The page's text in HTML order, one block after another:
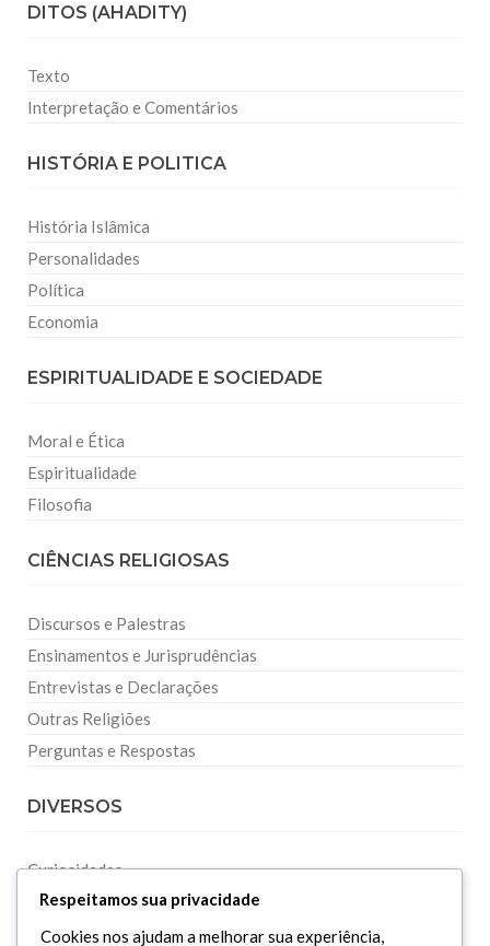
DITOS (AHADITY)
Texto
Interpretação e Comentários
HISTÓRIA E POLITICA
História Islâmica
Personalidades
Política
Economia
ESPIRITUALIDADE E SOCIEDADE
Moral e Ética
Espiritualidade
Filosofia
CIÊNCIAS RELIGIOSAS
Discursos e Palestras
Ensinamentos e Jurisprudências
Entrevistas e Declarações
Outras Religiões
Perguntas e Respostas
DIVERSOS
Curiosidades
Dicionário Islâmico
Downloads
Respeitamos sua privacidade
Cookies nos ajudam a melhorar sua experiência,